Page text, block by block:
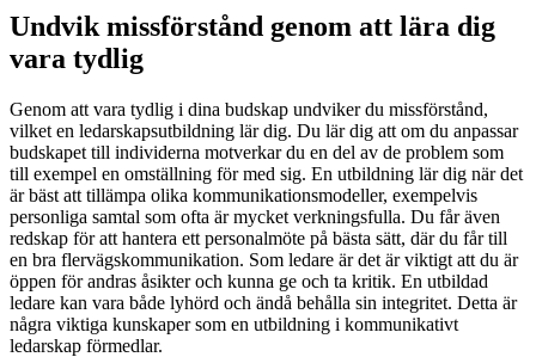
Undvik missförstånd genom att lära dig
vara tydlig
Genom att vara tydlig i dina budskap undviker du missförstånd,
vilket en ledarskapsutbildning lär dig. Du lär dig att om du anpassar
budskapet till individerna motverkar du en del av de problem som
till exempel en omställning för med sig. En utbildning lär dig när det
är bäst att tillämpa olika kommunikationsmodeller, exempelvis
personliga samtal som ofta är mycket verkningsfulla. Du får även
redskap för att hantera ett personalmöte på bästa sätt, där du får till
en bra flervägskommunikation. Som ledare är det är viktigt att du är
öppen för andras åsikter och kunna ge och ta kritik. En utbildad
ledare kan vara både lyhörd och ändå behålla sin integritet. Detta är
några viktiga kunskaper som en utbildning i kommunikativt
ledarskap förmedlar.